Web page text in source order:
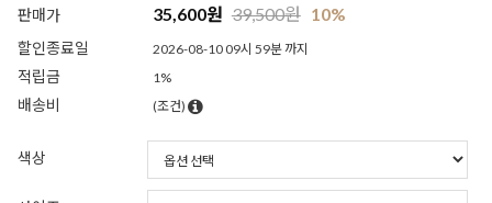
판매가 35,600원 39,500원 10%
할인종료일 2026-08-10 09시 59분 까지
적립금 1%
배송비 (조건)
색상